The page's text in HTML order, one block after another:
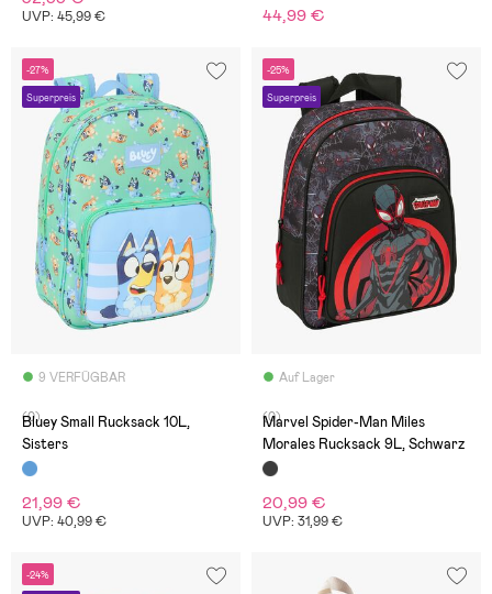
UVP: 45,99 € 44,99 €
-27%
Superpreis
9 VERFÜGBAR
(0)
Bluey Small Rucksack 10L,
Sisters
21,99 €
UVP: 40,99 €
-25%
Superpreis
Auf Lager
(0)
Marvel Spider-Man Miles
Morales Rucksack 9L, Schwarz
20,99 €
UVP: 31,99 €
-24%